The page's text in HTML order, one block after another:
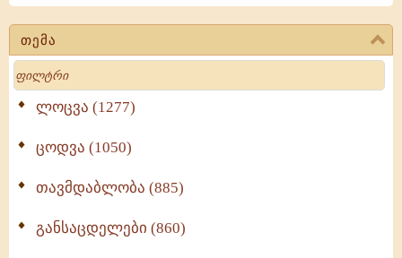
თემა
Search
ლოცვა (1277)
ცოდვა (1050)
თავმდაბლობა (885)
განსაცდელები (860)